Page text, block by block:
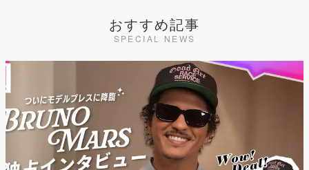
おすすめ記事
SPECIAL NEWS